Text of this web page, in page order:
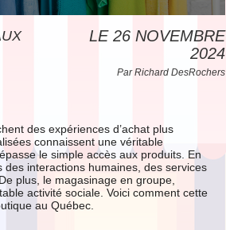
LE 26 NOVEMBRE
2024
Par Richard DesRochers
des expériences d’achat plus
connaissent une véritable
le simple accès aux produits. En
interactions humaines, des services
plus, le magasinage en groupe,
activité sociale. Voici comment cette
au Québec.